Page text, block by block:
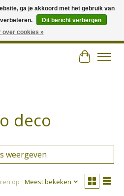
advies en zorgen voor jouw outfit! |
- Tel 052 25 67 00 - Open van
deco
weergeven
op Meest bekeken
ga je akkoord met het gebruik van
Dit bericht verbergen
over cookies »